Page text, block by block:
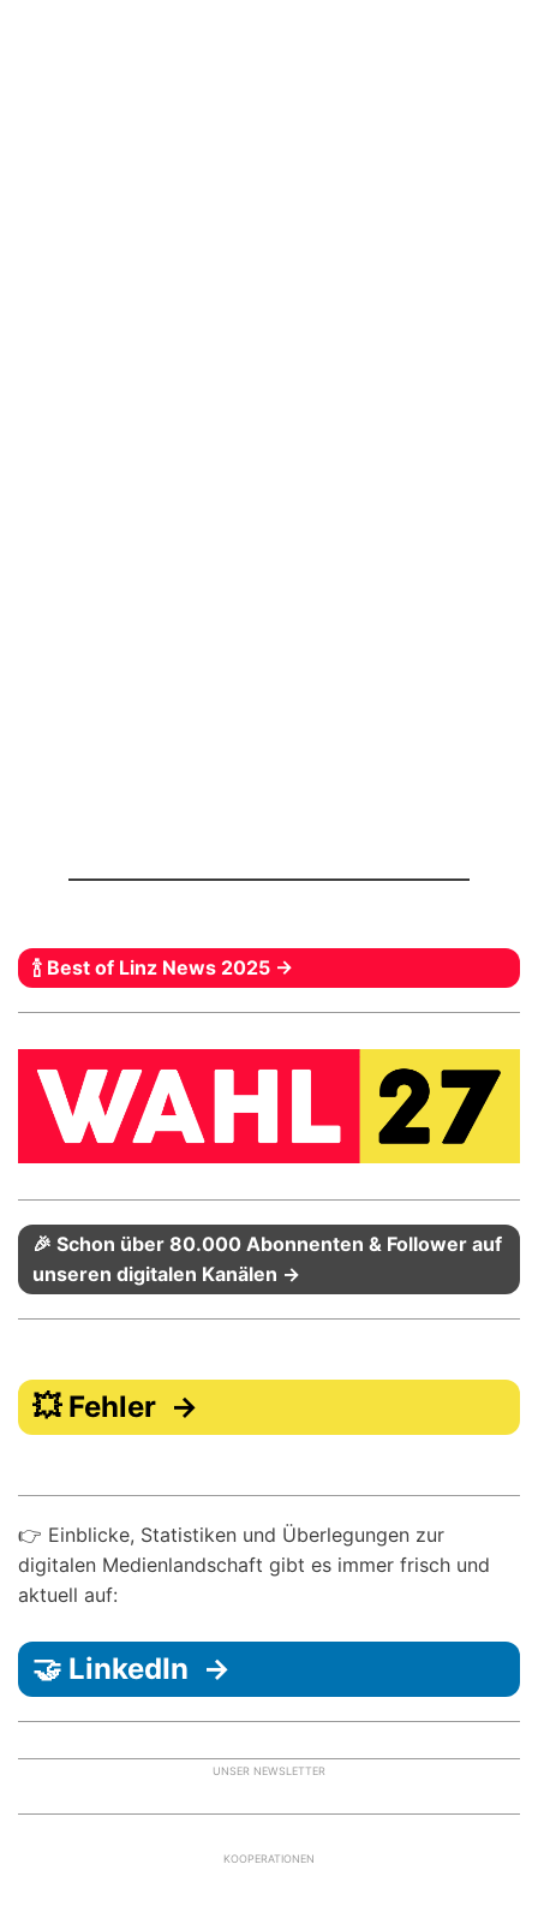
🍾 Best of Linz News 2025 →
🎉 Schon über 80.000 Abonnenten & Follower auf
unseren digitalen Kanälen →
💥 Fehler →
👉 Einblicke, Statistiken und Überlegungen zur
digitalen Medienlandschaft gibt es immer frisch und
aktuell auf:
🤝 LinkedIn →
UNSER NEWSLETTER
KOOPERATIONEN